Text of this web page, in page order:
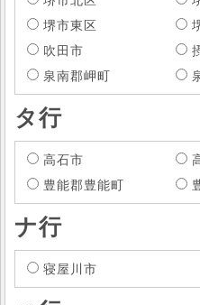
堺市東区
吹田市
泉南郡岬町
タ行
高石市
豊能郡豊能町
ナ行
寝屋川市